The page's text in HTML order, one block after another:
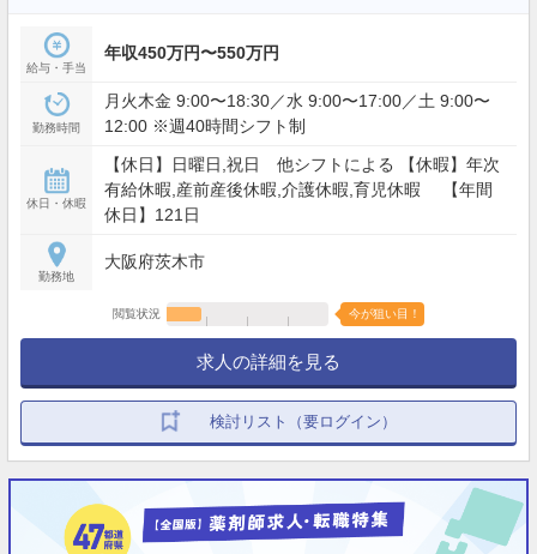
給与・手当
年収450万円〜550万円
勤務時間
月火木金 9:00〜18:30／水 9:00〜17:00／土 9:00〜
12:00 ※週40時間シフト制
休日・休暇
【休日】日曜日,祝日 他シフトによる 【休暇】年次
有給休暇,産前産後休暇,介護休暇,育児休暇 【年間
休日】121日
勤務地
大阪府茨木市
閲覧状況 今が狙い目！
求人の詳細を見る
検討リスト（要ログイン）